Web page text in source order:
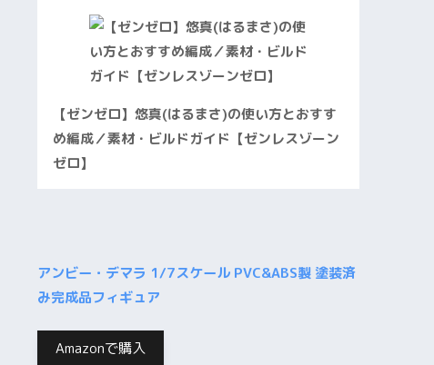
【ゼンゼロ】悠真(はるまさ)の使い方とおすす
め編成／素材・ビルドガイド【ゼンレスゾーン
ゼロ】
アンビー・デマラ 1/7スケール PVC&ABS製 塗装済
み完成品フィギュア
Amazonで購入